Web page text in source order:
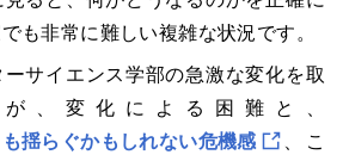
も非常に難しい複雑な状況です。
サイエンス学部の急激な変化を取
、変化による困難と、
揺らぐかもしれない危機感
、こ